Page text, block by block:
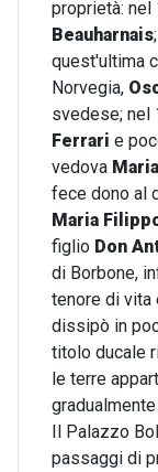
proprietà: nel
Beauharnais
quest'ultima
Norvegia,
svedese; nel
Ferrari e
vedova
fece dono al
Maria
figlio Don
di Borbone,
tenore di vita
dissipò in
titolo ducale
le terre
Il Palazzo
passaggi di